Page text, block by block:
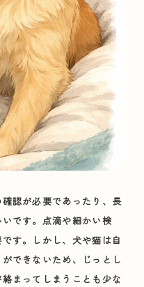
認が必要であったり、長
です。点滴や細かい検
す。しかし、犬や猫は自
できないため、じっとし
まってしまうことも少な